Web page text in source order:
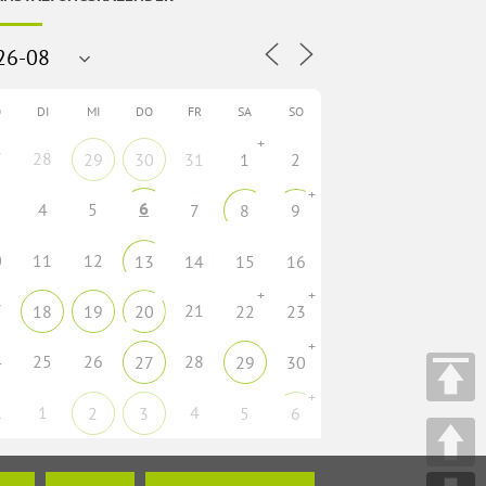
DI MI DO FR SA SO
28 29 30 31 1
+
2
4 5 6 7 8 9
+
11 12 13 14 15 16
18 19 20 21 22
+
23
+
25 26 27 28 29 30
+
1 2 3 4 5 6
+